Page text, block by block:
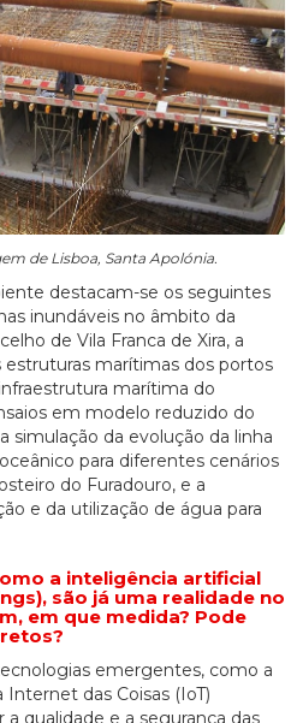
de Lisboa, Santa Apolónia.
destacam-se os seguintes
inundáveis no âmbito da
de Vila Franca de Xira, a
estruturas marítimas dos portos
marítima do
em modelo reduzido do
simulação da evolução da linha
para diferentes cenários
do Furadouro, e a
e da utilização de água para
a inteligência artificial
são já uma realidade no
em que medida? Pode
emergentes, como a
das Coisas (IoT)
qualidade e a segurança das